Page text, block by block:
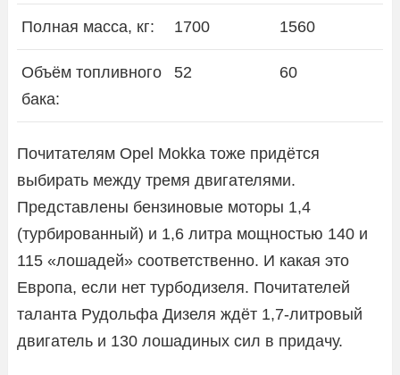
Полная масса, кг: 1700 1560
Объём топливного
бака:
52 60
Почитателям Opel Mokka тоже придётся
выбирать между тремя двигателями.
Представлены бензиновые моторы 1,4
(турбированный) и 1,6 литра мощностью 140 и
115 «лошадей» соответственно. И какая это
Европа, если нет турбодизеля. Почитателей
таланта Рудольфа Дизеля ждёт 1,7-литровый
двигатель и 130 лошадиных сил в придачу.